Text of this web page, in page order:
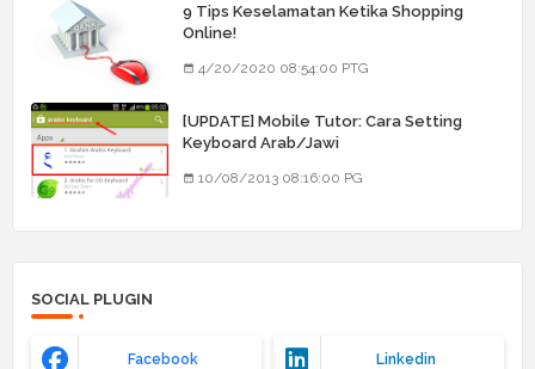
9 Tips Keselamatan Ketika Shopping
Online!
4/20/2020 08:54:00 PTG
[UPDATE] Mobile Tutor: Cara Setting
Keyboard Arab/Jawi
10/08/2013 08:16:00 PG
SOCIAL PLUGIN
Facebook Linkedin